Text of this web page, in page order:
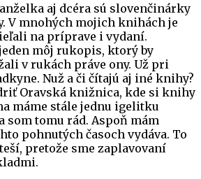
aj dcéra sú slovenčinárky
V mnohých mojich knihách je
na príprave i vydaní.
môj rukopis, ktorý by
v rukách práve ony. Už pri
Nuž a či čítajú aj iné knihy?
Oravská knižnica, kde si knihy
máme stále jednu igelitku
som tomu rád. Aspoň mám
pohnutých časoch vydáva. To
pretože sme zaplavovaní